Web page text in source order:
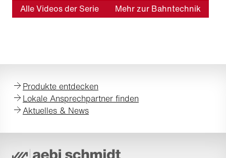
Alle Videos der Serie Mehr zur Bahntechnik
Produkte entdecken
Lokale Ansprechpartner finden
Aktuelles & News